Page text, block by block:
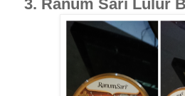
3. Ranum Sari Lulur